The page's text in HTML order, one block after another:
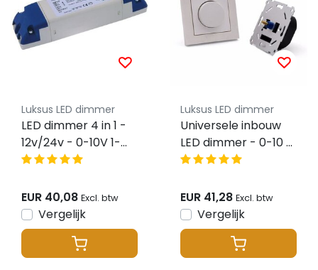
Luksus LED dimmer
LED dimmer 4 in 1 -
12v/24v - 0-10V 1-
10V Dali Push -
EUR 40,08 Excl. btw
Vergelijk
Luksus LED dimmer
Universele inbouw
LED dimmer - 0-10 /
1-10 volt
EUR 41,28 Excl. btw
Vergelijk